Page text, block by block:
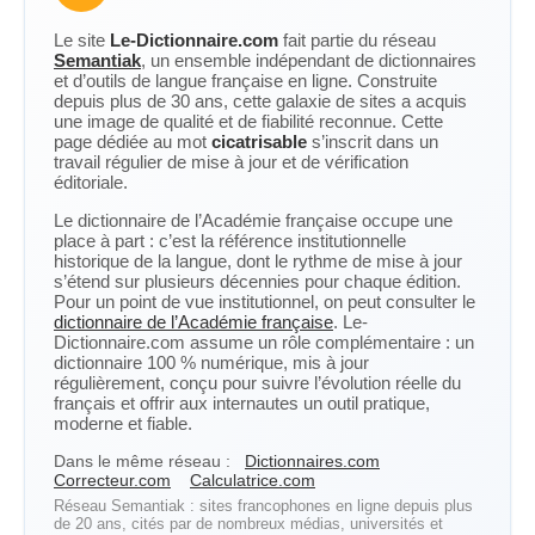
Le site Le-Dictionnaire.com fait partie du réseau
Semantiak, un ensemble indépendant de dictionnaires
et d’outils de langue française en ligne. Construite
depuis plus de 30 ans, cette galaxie de sites a acquis
une image de qualité et de fiabilité reconnue. Cette
page dédiée au mot cicatrisable s’inscrit dans un
travail régulier de mise à jour et de vérification
éditoriale.
Le dictionnaire de l’Académie française occupe une
place à part : c’est la référence institutionnelle
historique de la langue, dont le rythme de mise à jour
s’étend sur plusieurs décennies pour chaque édition.
Pour un point de vue institutionnel, on peut consulter le
dictionnaire de l’Académie française. Le-
Dictionnaire.com assume un rôle complémentaire : un
dictionnaire 100 % numérique, mis à jour
régulièrement, conçu pour suivre l’évolution réelle du
français et offrir aux internautes un outil pratique,
moderne et fiable.
Dans le même réseau :
Dictionnaires.com
Correcteur.com
Calculatrice.com
Réseau Semantiak : sites francophones en ligne depuis plus
de 20 ans, cités par de nombreux médias, universités et